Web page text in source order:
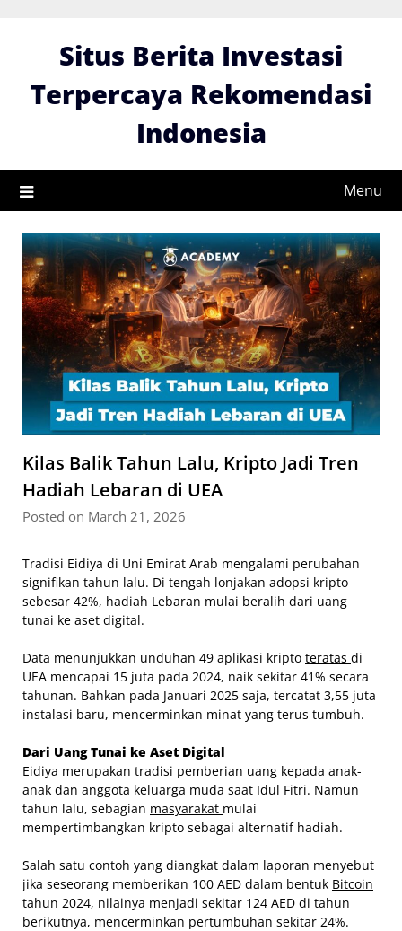
Situs Berita Investasi
Terpercaya Rekomendasi
Indonesia
Menu
Kilas Balik Tahun Lalu, Kripto Jadi Tren
Hadiah Lebaran di UEA
Posted on March 21, 2026
Tradisi Eidiya di Uni Emirat Arab mengalami perubahan
signifikan tahun lalu. Di tengah lonjakan adopsi kripto
sebesar 42%, hadiah Lebaran mulai beralih dari uang
tunai ke aset digital.
Data menunjukkan unduhan 49 aplikasi kripto teratas di
UEA mencapai 15 juta pada 2024, naik sekitar 41% secara
tahunan. Bahkan pada Januari 2025 saja, tercatat 3,55 juta
instalasi baru, mencerminkan minat yang terus tumbuh.
Dari Uang Tunai ke Aset Digital
Eidiya merupakan tradisi pemberian uang kepada anak-
anak dan anggota keluarga muda saat Idul Fitri. Namun
tahun lalu, sebagian masyarakat mulai
mempertimbangkan kripto sebagai alternatif hadiah.
Salah satu contoh yang diangkat dalam laporan menyebut
jika seseorang memberikan 100 AED dalam bentuk Bitcoin
tahun 2024, nilainya menjadi sekitar 124 AED di tahun
berikutnya, mencerminkan pertumbuhan sekitar 24%.